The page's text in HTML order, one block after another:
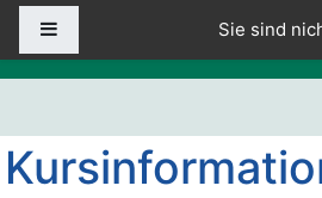
Zum Hauptinhalt
Sie sind